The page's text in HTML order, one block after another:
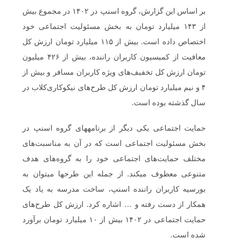
بر اساس این گزارش، گروه اسنپ در ۱۴۰۲ در مجموع بیش
از ۱۴۳ میلیارد تومان به بخش مسئولیت اجتماعی خود
اختصاص داده است. بیش از ۱۱۵ میلیارد تومان ارزش کل
معافیت از کمیسیون کاربران راننده، بیش از ۴۲۶ میلیون
تومان ارزش کل تخفیف‌های ویژه‌ کاربران مسافر و بیش از
۴ و نیم میلیارد تومان ارزش کل طرح‌های نیکوکاری‌کلاب در
سال گذشته بوده است.
حمایت اجتماعی یکی دیگر از برنامه‎های گروه اسنپ در
بخش مسئولیت اجتماعی است که در آن به مناسبت‌های
مختلف حمایت‌های اجتماعی خود را به گروه‌های هدف
متنوعی معطوف می‎کند. از جمله این طرح‎ها می‎توان به
بورسیه‎ کاربران راننده اسنپ، ساخت مدرسه به یاد یک
همکار از دست رفته و … اشاره کرد. ارزش کل طرح‌های
حمایت اجتماعی در ۱۴۰۲ بیش از ۱۰ میلیارد تومان برآورد
شده است.